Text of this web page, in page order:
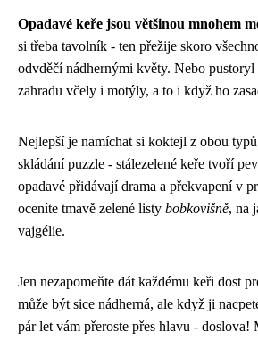
Opadavé keře jsou většinou mnohem
si třeba tavolník - ten přežije skoro
odvděčí nádhernými květy. Nebo
zahradu včely i motýly, a to i když ho
Nejlepší je namíchat si koktejl z obou
skládání puzzle - stálezelené keře tvoří
opadavé přidávají drama a překvapení v
oceníte tmavě zelené listy bobkovišně, na
vajgélie.
Jen nezapomeňte dát každému keři dost
může být sice nádherná, ale když ji
pár let vám přeroste přes hlavu - doslova!